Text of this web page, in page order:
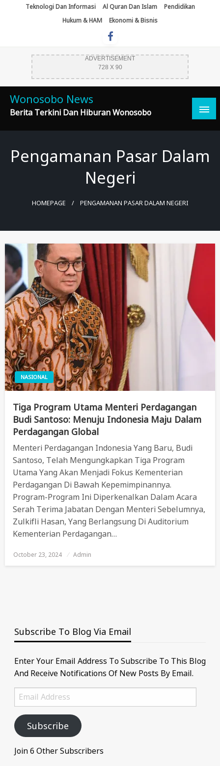
Teknologi Dan Informasi Al Quran Dan Islam
Pendidikan
Hukum & HAM
Ekonomi & Bisnis
ADVERTISEMENT
728 X 90
Wonosobo News
Berita Terkini Dan Hiburan Wonosobo
Pengamanan Pasar Dalam
Negeri
HOMEPAGE PENGAMANAN PASAR DALAM NEGERI
NASIONAL
Tiga Program Utama Menteri Perdagangan
Budi Santoso: Menuju Indonesia Maju Dalam
Perdagangan Global
Menteri Perdagangan Indonesia Yang Baru, Budi
Santoso, Telah Mengungkapkan Tiga Program
Utama Yang Akan Menjadi Fokus Kementerian
Perdagangan Di Bawah Kepemimpinannya.
Program-Program Ini Diperkenalkan Dalam Acara
Serah Terima Jabatan Dengan Menteri Sebelumnya,
Zulkifli Hasan, Yang Berlangsung Di Auditorium
Kementerian Perdagangan…
Posted
October 23, 2024 Admin
Subscribe To Blog Via Email
Enter Your Email Address To Subscribe To This Blog
And Receive Notifications Of New Posts By Email.
Email
Address
Subscribe
Join 6 Other Subscribers